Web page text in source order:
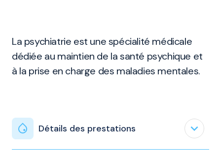
La psychiatrie est une spécialité médicale
dédiée au maintien de la santé psychique et
à la prise en charge des maladies mentales.
Détails des prestations expand_less